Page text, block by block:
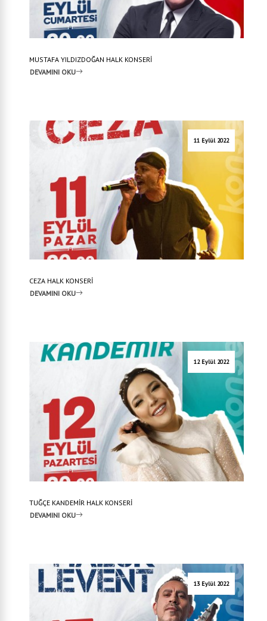
MUSTAFA YILDIZDOĞAN HALK KONSERİ
DEVAMINI OKU
11 Eylül 2022
CEZA HALK KONSERİ
DEVAMINI OKU
12 Eylül 2022
TUĞÇE KANDEMİR HALK KONSERİ
DEVAMINI OKU
13 Eylül 2022